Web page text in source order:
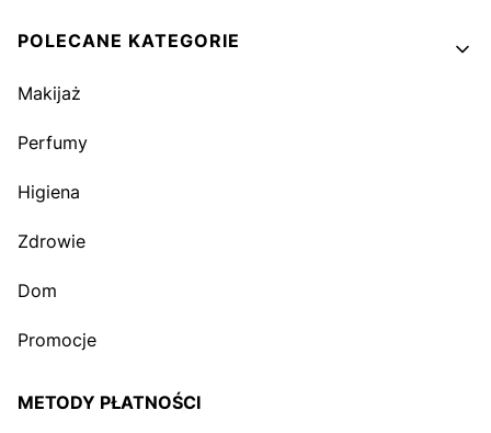
POLECANE KATEGORIE
Makijaż
Perfumy
Higiena
Zdrowie
Dom
Promocje
METODY PŁATNOŚCI